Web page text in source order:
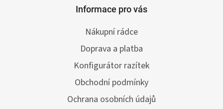
Informace pro vás
Nákupní rádce
Doprava a platba
Konfigurátor razítek
Obchodní podmínky
Ochrana osobních údajů